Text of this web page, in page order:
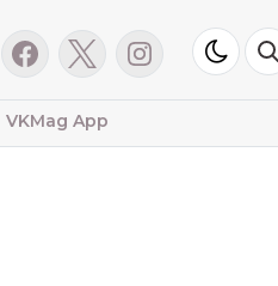
VKMag App